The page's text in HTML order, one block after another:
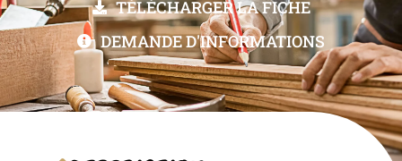
TÉLÉCHARGER LA FICHE
DEMANDE D'INFORMATIONS